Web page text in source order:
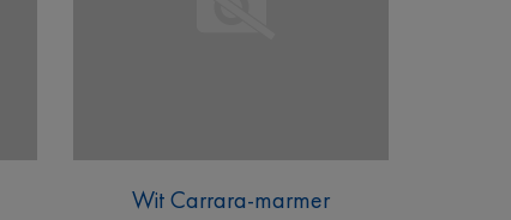
Wit Carrara-marmer